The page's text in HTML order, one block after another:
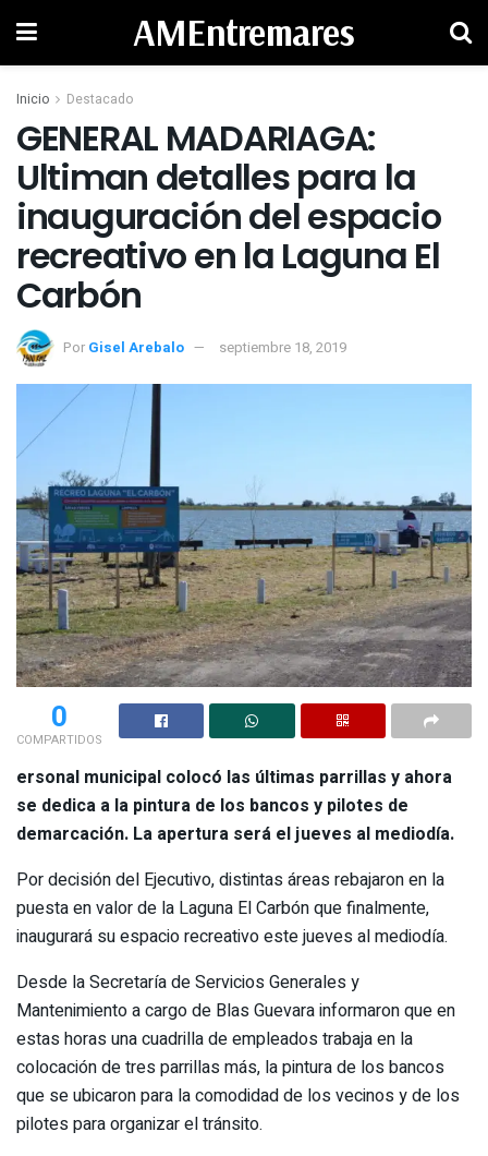
AMEntremares
Inicio Destacado
GENERAL MADARIAGA:
Ultiman detalles para la
inauguración del espacio
recreativo en la Laguna El
Carbón
Por Gisel Arebalo septiembre 18, 2019
0
COMPARTIDOS
ersonal municipal colocó las últimas parrillas y ahora
se dedica a la pintura de los bancos y pilotes de
demarcación. La apertura será el jueves al mediodía.
Por decisión del Ejecutivo, distintas áreas rebajaron en la
puesta en valor de la Laguna El Carbón que finalmente,
inaugurará su espacio recreativo este jueves al mediodía.
Desde la Secretaría de Servicios Generales y
Mantenimiento a cargo de Blas Guevara informaron que en
estas horas una cuadrilla de empleados trabaja en la
colocación de tres parrillas más, la pintura de los bancos
que se ubicaron para la comodidad de los vecinos y de los
pilotes para organizar el tránsito.